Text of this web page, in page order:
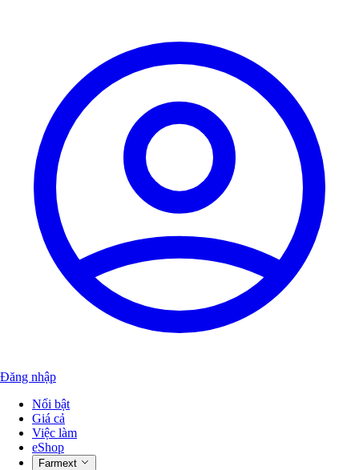
Đăng nhập
Nổi bật
Giá cả
Việc làm
eShop
Farmext